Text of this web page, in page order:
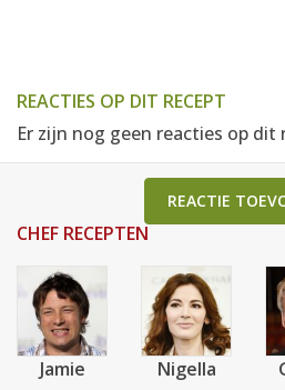
REACTIES OP DIT RECEPT
Er zijn nog geen reacties op dit
REACTIE
CHEF RECEPTEN
Jamie Nigella